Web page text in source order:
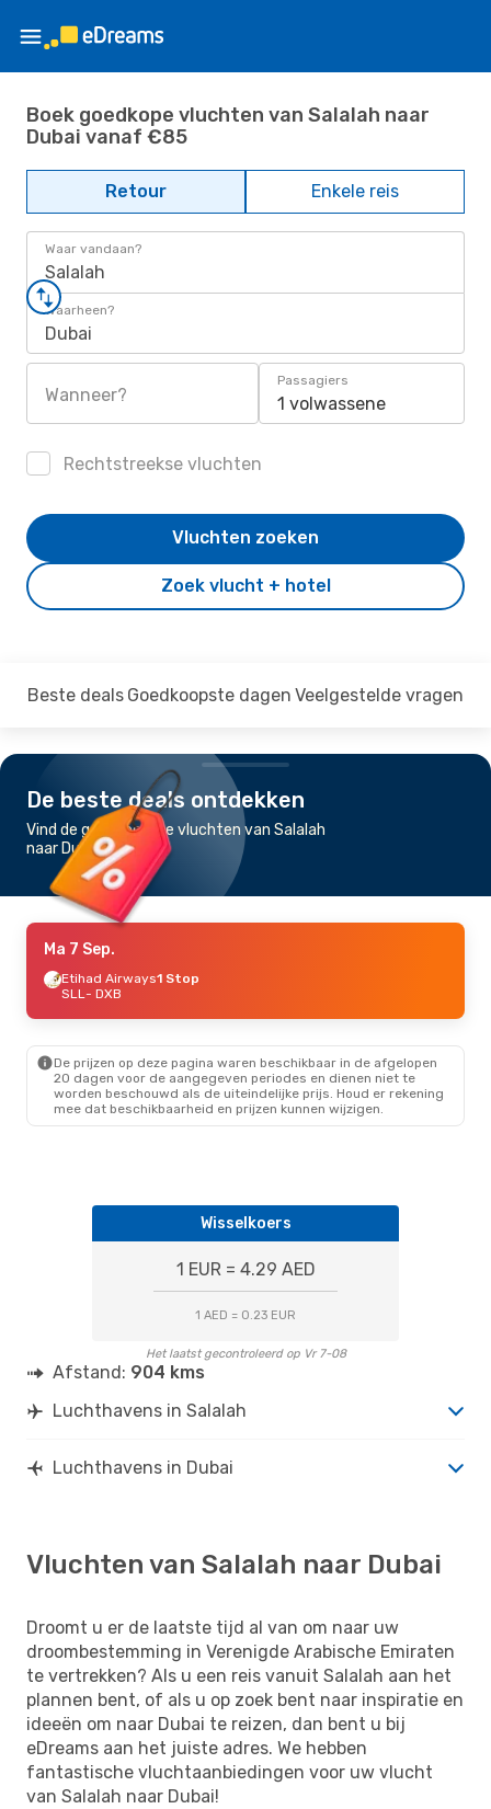
Boek goedkope vluchten van Salalah naar
Dubai vanaf €85
Retour Enkele reis
Waar vandaan?
Salalah
Waarheen?
Dubai
Wanneer?
Passagiers
1 volwassene
Rechtstreekse vluchten
Zoek vlucht + hotel
Vluchten zoeken
Beste deals Goedkoopste dagen Veelgestelde vragen
De beste deals ontdekken
Vind de goedkoopste vluchten van Salalah
naar Dubai
Ma 7 Sep.
Etihad Airways1 Stop
SLL- DXB
De prijzen op deze pagina waren beschikbaar in de afgelopen
20 dagen voor de aangegeven periodes en dienen niet te
worden beschouwd als de uiteindelijke prijs. Houd er rekening
mee dat beschikbaarheid en prijzen kunnen wijzigen.
Wisselkoers
1 EUR = 4.29 AED
1 AED = 0.23 EUR
Het laatst gecontroleerd op Vr 7-08
Afstand: 904 kms
Luchthavens in Salalah
Luchthavens in Dubai
Vluchten van Salalah naar Dubai
Droomt u er de laatste tijd al van om naar uw
droombestemming in Verenigde Arabische Emiraten
te vertrekken? Als u een reis vanuit Salalah aan het
plannen bent, of als u op zoek bent naar inspiratie en
ideeën om naar Dubai te reizen, dan bent u bij
eDreams aan het juiste adres. We hebben
fantastische vluchtaanbiedingen voor uw vlucht
van Salalah naar Dubai!